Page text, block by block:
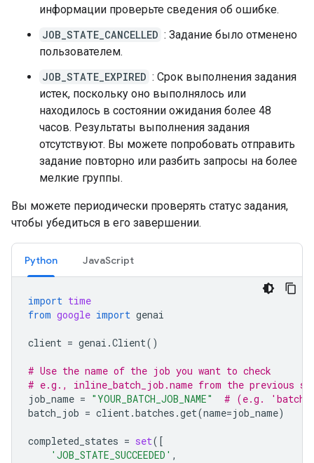
информации проверьте сведения об ошибке.
JOB_STATE_CANCELLED : Задание было отменено
пользователем.
JOB_STATE_EXPIRED : Срок выполнения задания
истек, поскольку оно выполнялось или
находилось в состоянии ожидания более 48
часов. Результаты выполнения задания
отсутствуют. Вы можете попробовать отправить
задание повторно или разбить запросы на более
мелкие группы.
Вы можете периодически проверять статус задания,
чтобы убедиться в его завершении.
Python JavaScript
import time
from google import genai
client = genai .Client()
# Use the name of the job you want to check
# e.g., inline_batch_job.name from the previous
job_name = "YOUR_BATCH_JOB_NAME"
# (e.g.
batch_job = client.batches .get(name=job_name)
completed_states = set([
'JOB_STATE_SUCCEEDED' ,